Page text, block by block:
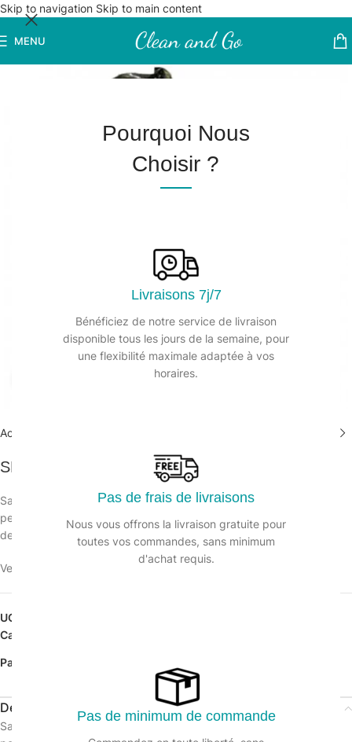
Pourquoi Nous
Choisir ?
Livraisons 7j/7
Bénéficiez de notre service de livraison
disponible tous les jours de la semaine, pour
une flexibilité maximale adaptée à vos
horaires.
Pas de frais de livraisons
Nous vous offrons la livraison gratuite pour
toutes vos commandes, sans minimum
d'achat requis.
Pas de minimum de commande
Skip to navigation Skip to main content
MENU
Accueil
SP 110L noir BD 65µ – Ct. de 200 Sacs
Sac poubelle noir en polyéthylène basse densité résistant à la
perforation et à la déchirure,
destiné à la collecte de déchets.
Veuillez vous connecter pour voir les prix.
UGS :
Catégorie :
Partager:
Description
Sac poubelle noir en polyéthylène basse densité résistant à la